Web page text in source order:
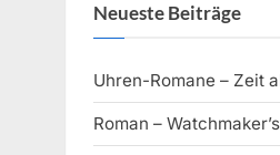
Neueste Beiträge
Uhren-Romane – Zeit
Roman –